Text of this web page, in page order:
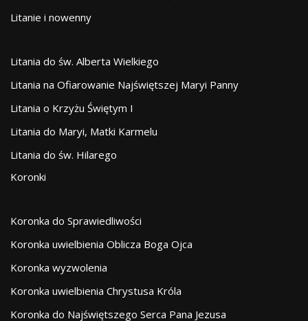
Litanie i nowenny
Litania do św. Alberta Wielkiego
Litania na Ofiarowanie Najświętszej Maryi Panny
Litania o Krzyżu Świętym I
Litania do Maryi, Matki Karmelu
Litania do św. Hilarego
Koronki
Koronka do Sprawiedliwości
Koronka uwielbienia Oblicza Boga Ojca
Koronka wyzwolenia
Koronka uwielbienia Chrystusa Króla
Koronka do Najświętszego Serca Pana Jezusa